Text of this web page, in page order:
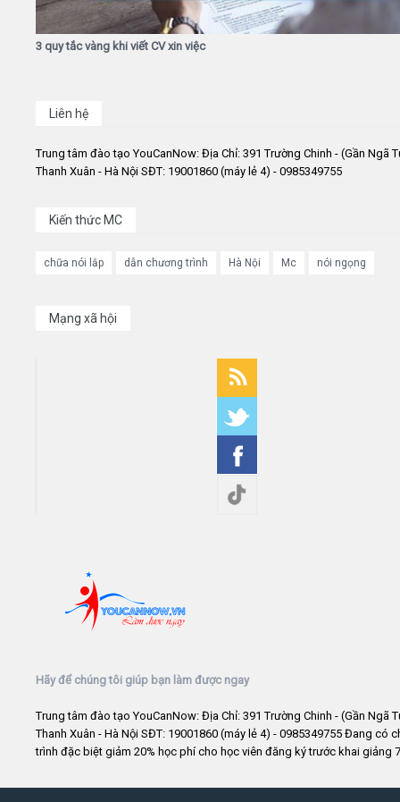
3 quy tắc vàng khi viết CV xin việc
Liên hệ
Trung tâm đào tạo YouCanNow: Địa Chỉ: 391 Trường Chinh - (Gần Ngã
Thanh Xuân - Hà Nội SĐT: 19001860 (máy lẻ 4) - 0985349755
Kiến thức MC
chữa nói lắp dẫn chương trình Hà Nội Mc nói ngọng
Mạng xã hội
Hãy để chúng tôi giúp bạn làm được ngay
Trung tâm đào tạo YouCanNow: Địa Chỉ: 391 Trường Chinh - (Gần Ngã
Thanh Xuân - Hà Nội SĐT: 19001860 (máy lẻ 4) - 0985349755 Đang có
trình đặc biệt giảm 20% học phí cho học viên đăng ký trước khai giảng